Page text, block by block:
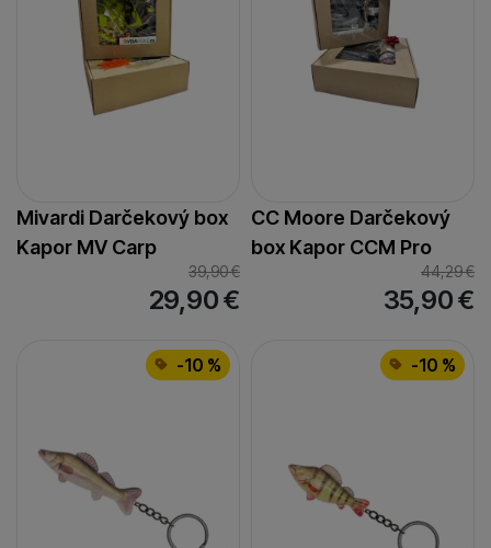
Mivardi Darčekový box
Kapor MV Carp
39,90€
29,90€
CC Moore Darčekový
box Kapor CCM Pro
44,29€
35,90€
-10 % -10 %